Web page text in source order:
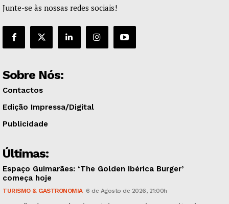
Junte-se às nossas redes sociais!
Sobre Nós:
Contactos
Edição Impressa/Digital
Publicidade
Últimas:
Espaço Guimarães: ‘The Golden Ibérica Burger’
começa hoje
TURISMO & GASTRONOMIA 6 de Agosto de 2026, 21:00h